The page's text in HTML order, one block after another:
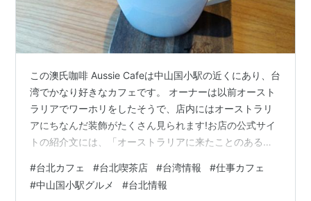
この澳氏咖啡 Aussie Cafeは中山国小駅の近くにあり、台
湾でかなり好きなカフェです。 オーナーは以前オースト
ラリアでワーホリをしたそうで、店内にはオーストラリ
アにちなんだ装飾がたくさん見られます!お店の公式サイ
トの紹介文には、「オーストラリアに来たことのあるす
店の本来の目的です」とオーナーが語っているとあっ
た。 日本で同じようにワーキングホリデーを経験した私
#台北カフェ #台北喫茶店 #台湾情報 #仕事カフェ
#中山国小駅グルメ #台北情報